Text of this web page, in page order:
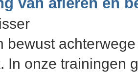
bewust
In onze trainingen